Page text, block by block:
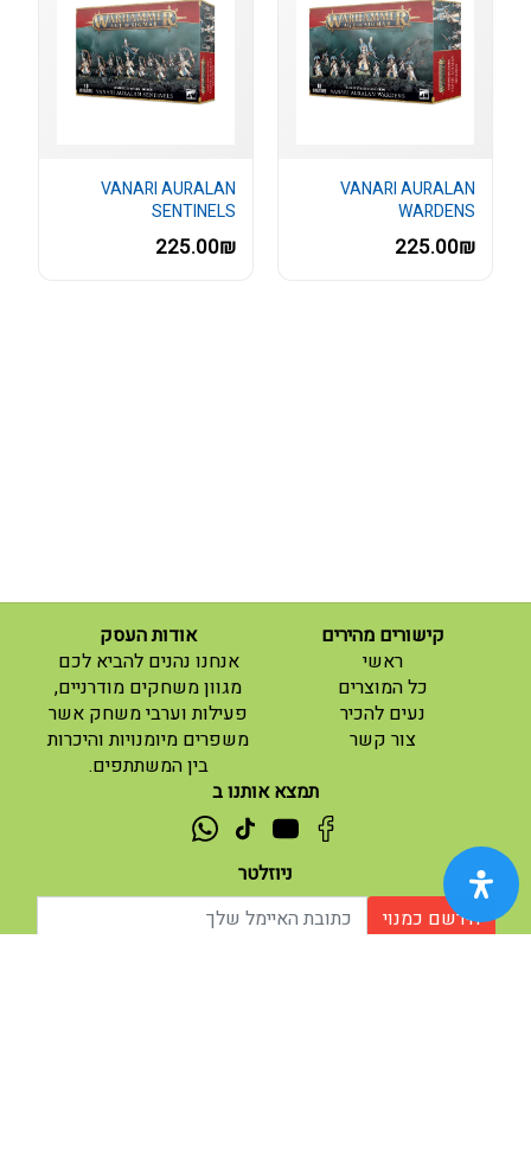
VANARI AURALAN
WARDENS
225.00₪
VANARI AURALAN
SENTINELS
225.00₪
קישורים מהירים
ראשי
(current)
כל המוצרים
נעים להכיר
צור קשר
(current)
אודות העסק
אנחנו נהנים להביא לכם
מגוון משחקים מודרניים,
פעילות וערבי משחק אשר
משפרים מיומנויות והיכרות
בין המשתתפים.
תמצא אותנו ב
ניוזלטר
הירשם כמנוי